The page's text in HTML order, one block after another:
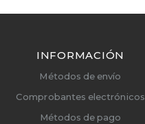
INFORMACIÓN
Métodos de envío
Comprobantes electrónicos
Métodos de pago